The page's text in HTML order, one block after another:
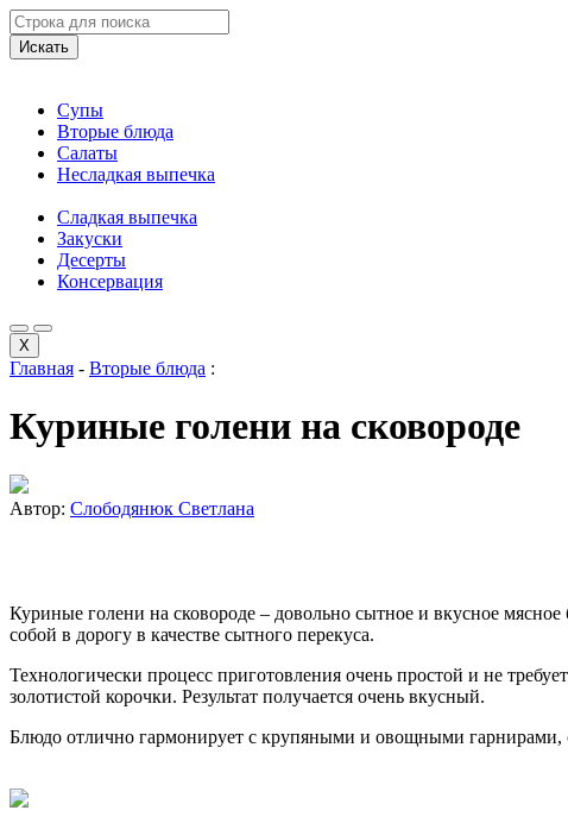
Искать
Супы
Вторые блюда
Салаты
Несладкая выпечка
Сладкая выпечка
Закуски
Десерты
Консервация
X
Главная - Вторые блюда :
Куриные голени на сковороде
Автор: Слободянюк Светлана
Куриные голени на сковороде – довольно сытное и вкусное
собой в дорогу в качестве сытного перекуса.
Технологически процесс приготовления очень простой и не
золотистой корочки. Результат получается очень вкусный.
Блюдо отлично гармонирует с крупяными и овощными